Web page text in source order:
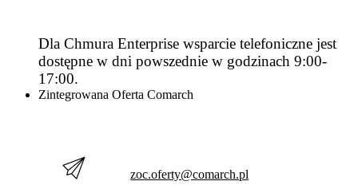
Dla Chmura Enterprise wsparcie telefoniczne jest
dostępne w dni powszednie w godzinach 9:00-
17:00.
Zintegrowana Oferta Comarch
zoc.oferty@comarch.pl